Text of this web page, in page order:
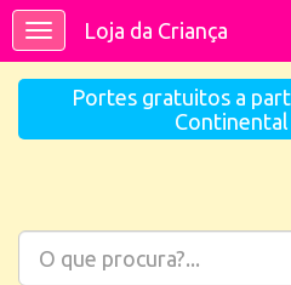
ToggleLoja da Criança
Portes gratuitos a
Continental